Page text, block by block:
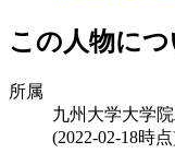
この人物につ
所属
九州大学大学
(2022-02-18時